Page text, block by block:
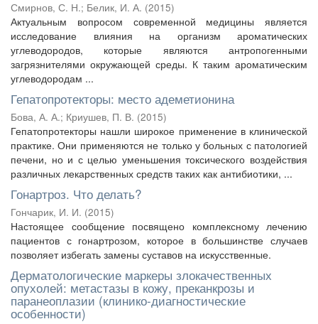
Смирнов, С. Н.; Белик, И. А. (2015)
Актуальным вопросом современной медицины является
исследование влияния на организм ароматических
углеводородов, которые являются антропогенными
загрязнителями окружающей среды. К таким ароматическим
углеводородам ...
Гепатопротекторы: место адеметионина
Бова, А. А.; Криушев, П. В. (2015)
Гепатопротекторы нашли широкое применение в клинической
практике. Они применяются не только у больных с патологией
печени, но и с целью уменьшения токсического воздействия
различных лекарственных средств таких как антибиотики, ...
Гонартроз. Что делать?
Гончарик, И. И. (2015)
Настоящее сообщение посвящено комплексному лечению
пациентов с гонартрозом, которое в большинстве случаев
позволяет избегать замены суставов на искусственные.
Дерматологические маркеры злокачественных
опухолей: метастазы в кожу, преканкрозы и
паранеоплазии (клинико-диагностические
особенности)